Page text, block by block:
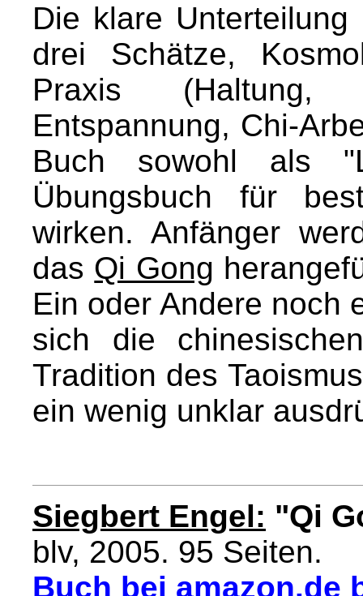
Die klare
drei Schätze,
Praxis (Haltung,
Entspannung, Chi-
Buch sowohl als
Übungsbuch für
wirken. Anfänger
das Qi Gong
Ein oder Andere noch
sich die
Tradition des
ein wenig unklar
Siegbert Engel: "Qi
blv, 2005. 95 Seiten.
Buch bei amazon.de